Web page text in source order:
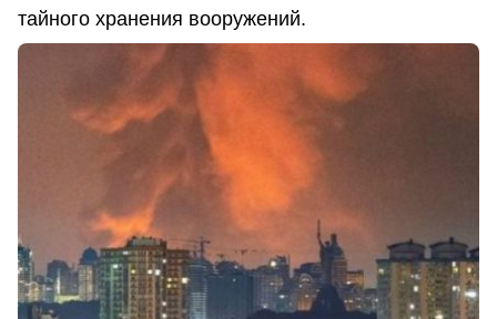
тайного хранения вооружений.